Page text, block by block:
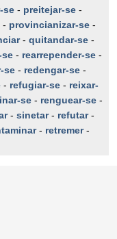
se - preitejar-se -
- provincianizar-se -
- quitandar-se -
se - rearrepender-se -
se - redengar-se -
- refugiar-se - reixar-
se - renguear-se -
- sinetar- refutar-
- retremer-